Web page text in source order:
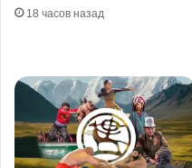
18 часов назад